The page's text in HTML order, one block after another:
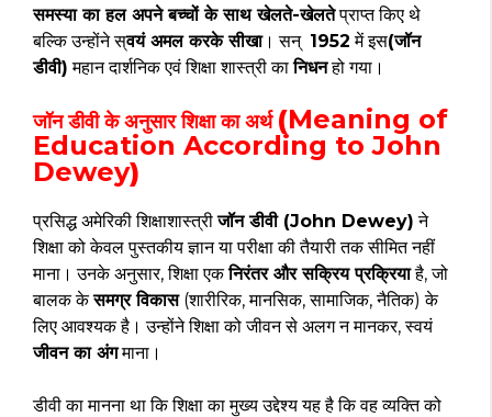
समस्या का हल अपने बच्चों के साथ खेलते-खेलतेप्राप्त किए थे
बल्कि उन्होंने स्वयं अमल करके सीखा। सन् 1952 में इस(जॉन
डीवी) महान दार्शनिक एवं शिक्षा शास्त्री कानिधनहो गया।
जॉन डीवी के अनुसार शिक्षा का अर्थ (Meaning of
Education According to John
Dewey)
प्रसिद्ध अमेरिकी शिक्षाशास्त्रीजॉन डीवी (John Dewey) ने
शिक्षा को केवल पुस्तकीय ज्ञान या परीक्षा की तैयारी तक सीमित नहीं
माना। उनके अनुसार, शिक्षा एकनिरंतर और सक्रिय प्रक्रियाहै, जो
बालक केसमग्र विकास(शारीरिक, मानसिक, सामाजिक, नैतिक) के
लिए आवश्यक है। उन्होंने शिक्षा को जीवन से अलग न मानकर, स्वयं
जीवन का अंगमाना।
डीवी का मानना था कि शिक्षा का मुख्य उद्देश्य यह है कि वह व्यक्ति को